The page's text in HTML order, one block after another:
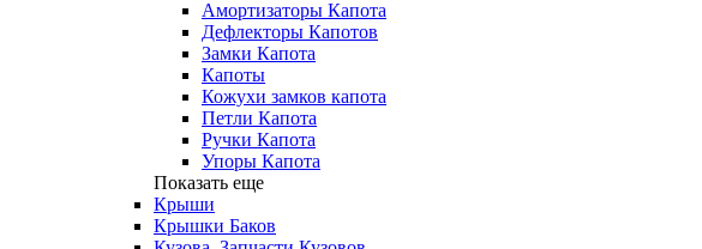
Амортизаторы Капота
Дефлекторы Капотов
Замки Капота
Капоты
Кожухи замков капота
Петли Капота
Ручки Капота
Упоры Капота
Показать еще
Крыши
Крышки Баков